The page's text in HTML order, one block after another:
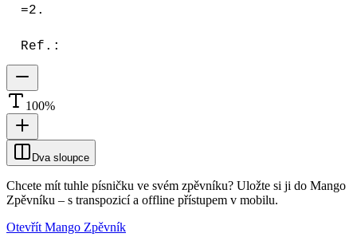
=2.
Ref.:
100%
Dva sloupce
Chcete mít tuhle písničku ve svém zpěvníku? Uložte si ji do Mango
Zpěvníku – s transpozicí a offline přístupem v mobilu.
Otevřít Mango Zpěvník